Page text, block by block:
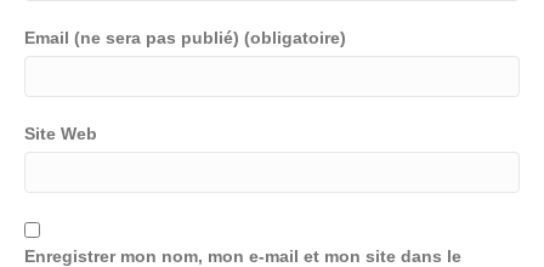
Email (ne sera pas publié) (obligatoire)
Site Web
Enregistrer mon nom, mon e-mail et mon site dans le